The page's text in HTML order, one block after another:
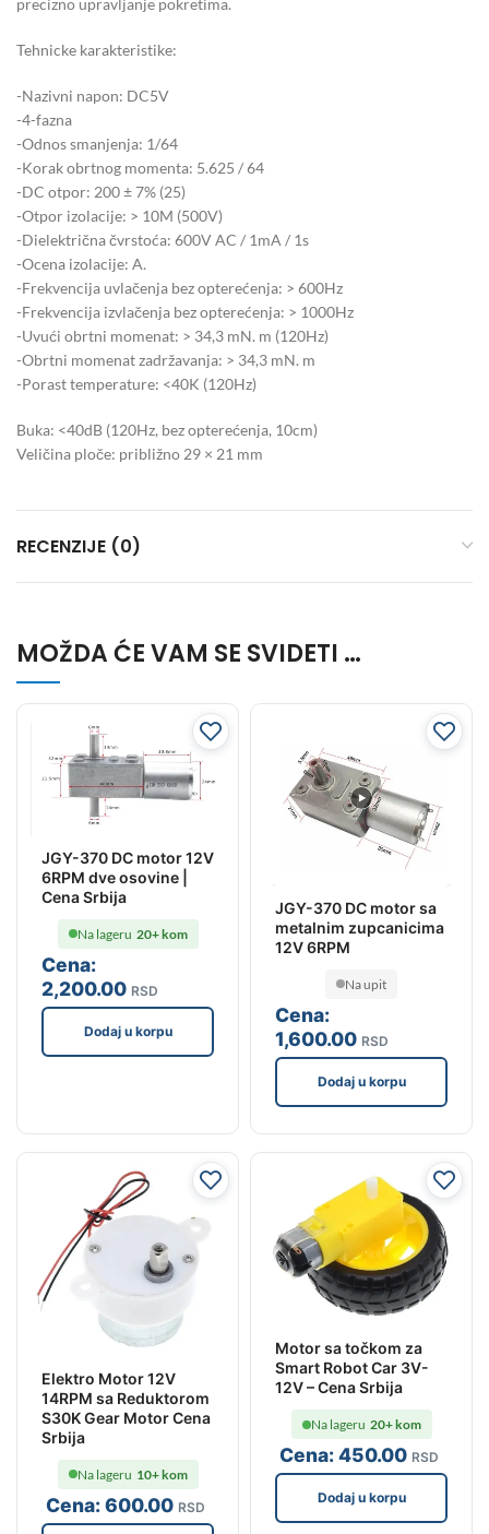
Tehnicke karakteristike:
-Nazivni napon: DC5V
-4-fazna
-Odnos smanjenja: 1/64
-Korak obrtnog momenta: 5.625 / 64
-DC otpor: 200 ± 7% (25)
-Otpor izolacije: > 10M (500V)
-Dielektrična čvrstoća: 600V AC / 1mA / 1s
-Ocena izolacije: A.
-Frekvencija uvlačenja bez opterećenja: > 600Hz
-Frekvencija izvlačenja bez opterećenja: > 1000Hz
-Uvući obrtni momenat: > 34,3 mN. m (120Hz)
-Obrtni momenat zadržavanja: > 34,3 mN. m
-Porast temperature: <40K (120Hz)
Buka: <40dB (120Hz, bez opterećenja, 10cm)
Veličina ploče: približno 29 × 21 mm
RECENZIJE (0)
MOŽDA ĆE VAM SE SVIDETI …
JGY-370 DC motor 12V
6RPM dve osovine |
Cena Srbija
Cena:
2,200.00 RSD
Na lageru 20+ kom
Dodaj u korpu
JGY-370 DC motor sa
metalnim zupcanicima
12V 6RPM
Cena:
1,600.00 RSD
Na upit
Dodaj u korpu
Elektro Motor 12V
14RPM sa Reduktorom
S30K Gear Motor Cena
Srbija
Cena:600.00 RSD
Na lageru 10+ kom
Motor sa točkom za
Smart Robot Car 3V-
12V – Cena Srbija
Cena:450.00 RSD
Na lageru 20+ kom
Dodaj u korpu